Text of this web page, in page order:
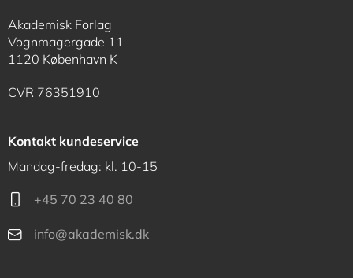
Akademisk Forlag
Vognmagergade 11
1120 København K
CVR 76351910
Kontakt kundeservice
Mandag-fredag: kl. 10-15
+45 70 23 40 80
info@akademisk.dk